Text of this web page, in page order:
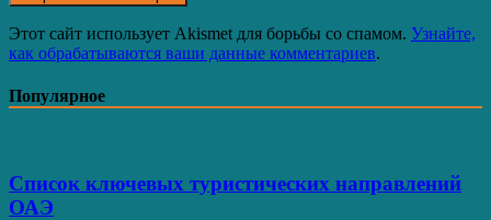
Этот сайт использует Akismet для борьбы со спамом. Узнайте,
как обрабатываются ваши данные комментариев.
Популярное
Список ключевых туристических направлений
ОАЭ